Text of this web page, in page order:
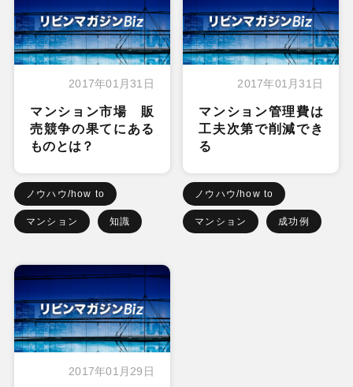
2017年01月31日
マンション市場 販
売競争の果てにある
ものとは？
ノウハウ/how to
マンション 知識
2017年01月31日
マンション管理費は
工夫次第で削減でき
る
ノウハウ/how to
マンション 成功例
2017年01月29日